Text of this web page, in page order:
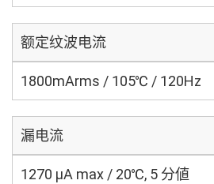
额定纹波电流
1800mArms / 105℃ / 120Hz
漏电流
1270 μA max / 20℃, 5 分値